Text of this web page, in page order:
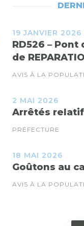
19 JANVIER 2026
RD526 – Pont
de
AVIS À LA
2 MAI 2026
Arrêtés
PRÉFECTURE
18 MAI 2026
Goûtons au
AVIS À LA